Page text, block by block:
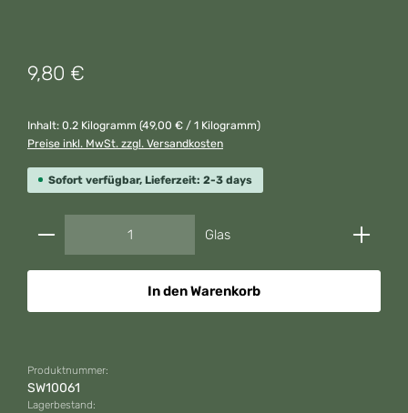
Regulärer Preis:
9,80 €
Inhalt: 0.2 Kilogramm (49,00 € / 1 Kilogramm)
Preise inkl. MwSt. zzgl. Versandkosten
Sofort verfügbar, Lieferzeit: 2-3 days
Produkt Anzahl: Gib den gewünschten Wert
Glas
In den Warenkorb
Produktnummer:
SW10061
Lagerbestand: